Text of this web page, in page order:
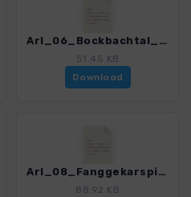
Arl_06_Bockbachtal_4121_5.gpx
51.45 KB
Download
Arl_08_Fanggekarspitze_4121_5.gpx
88.92 KB